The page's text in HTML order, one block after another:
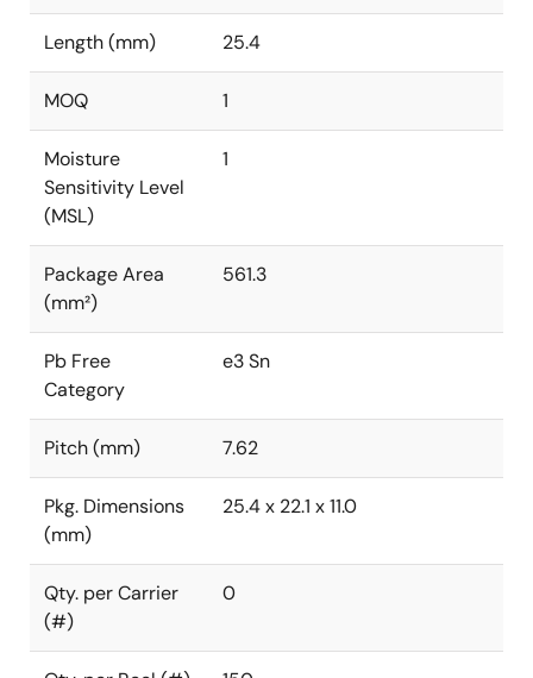
Length (mm) 25.4
MOQ 1
Moisture
Sensitivity Level
(MSL)
1
Package Area
(mm²)
561.3
Pb Free
Category
e3 Sn
Pitch (mm) 7.62
Pkg. Dimensions
(mm)
25.4 x 22.1 x 11.0
Qty. per Carrier
(#)
0